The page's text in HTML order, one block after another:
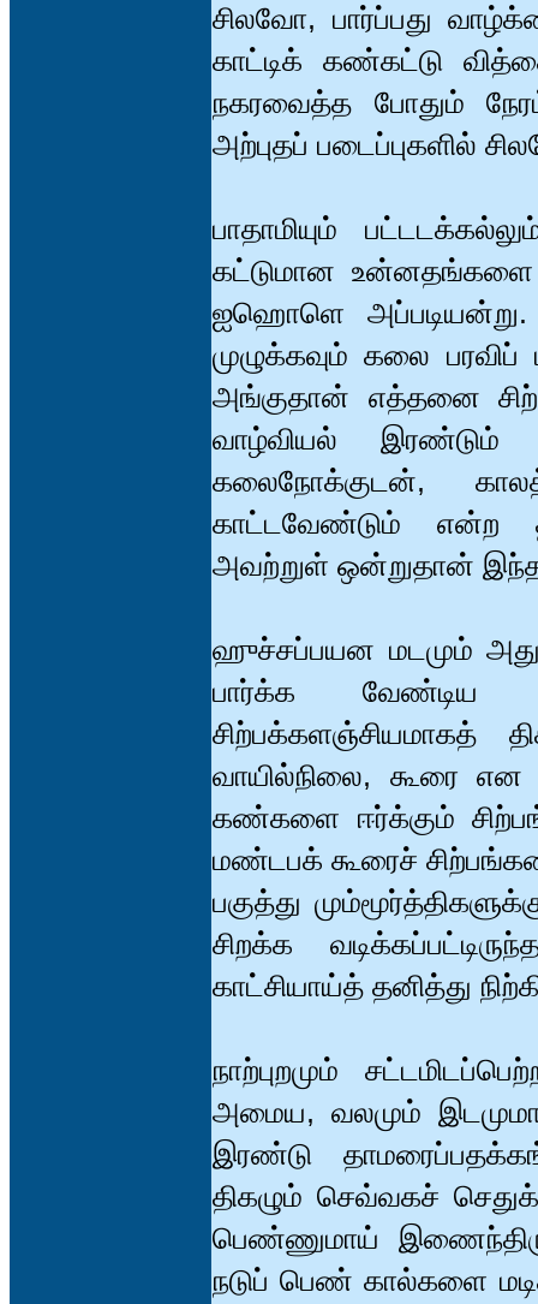
சிலவோ, பார்ப்பது
காட்டிக் கண்கட்டு
நகரவைத்த போதும்
அற்புதப் படைப்புகளில்
பாதாமியும்
கட்டுமான உன்னதங்களை
ஐஹொளெ அப்படியன்று.
முழுக்கவும் கலை பரவிப்
அங்குதான் எத்தனை
வாழ்வியல் இரண்டும்
கலைநோக்குடன்,
காட்டவேண்டும் என்ற
அவற்றுள் ஒன்றுதான்
ஹுச்சப்பயன மடமும்
பார்க்க வேண்டிய
சிற்பக்களஞ்சியமாகத்
வாயில்நிலை, கூரை என
கண்களை ஈர்க்கும்
மண்டபக் கூரைச்
பகுத்து
சிறக்க
காட்சியாய்த் தனித்து
நாற்புறமும்
அமைய, வலமும்
இரண்டு
திகழும் செவ்வகச்
பெண்ணுமாய்
நடுப் பெண் கால்களை